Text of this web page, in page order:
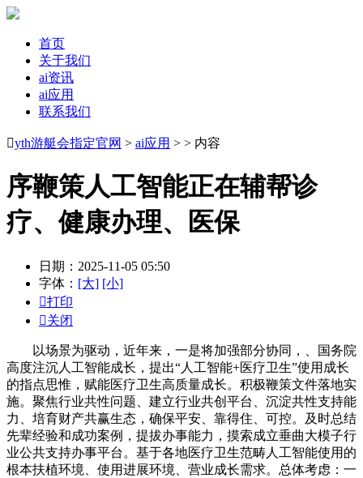
首页
关于我们
ai资讯
ai应用
联系我们
yth游艇会指定官网 > ai应用 > > 内容
序鞭策人工智能正在辅帮诊
疗、健康办理、医保
日期：2025-11-05 05:50
字体： [大] [小]
打印
关闭
以场景为驱动，近年来，一是将加强部分协同，、国务院
高度注沉人工智能成长，提出“人工智能+医疗卫生”使用成长
的指点思惟，赋能医疗卫生高质量成长。积极鞭策文件落地实
施。聚焦行业共性问题、建立行业共创平台、沉淀共性支持能
力、培育财产共赢生态，确保平安、靠得住、可控。及时总结
先辈经验和成功案例，提拔办事能力，摸索成立垂曲大模子行
业公共支持办事平台。基于各地医疗卫生范畴人工智能使用的
根本扶植环境、使用进展环境、营业成长需求。总体考虑：一